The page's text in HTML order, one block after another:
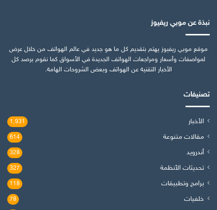
نبذة عن موبي ريفيوز
موقع موبي ريفيوز يهتم بتقديم كل ما هو جديد في عالم الهواتف من خلال عرض
لمواصفات وأسعار ومراجعات الهواتف الجديدة في الأسواق كما نقوم برصد كل
الأخبار التقنية عن الهواتف وبعض الشروحات الهامة.
تصنيفات
الأخبار 1٬931
مقالات متنوعة 614
أندرويد 328
تحديثات الأنظمة 327
برامج وتطبيقات 118
خلفيات 78